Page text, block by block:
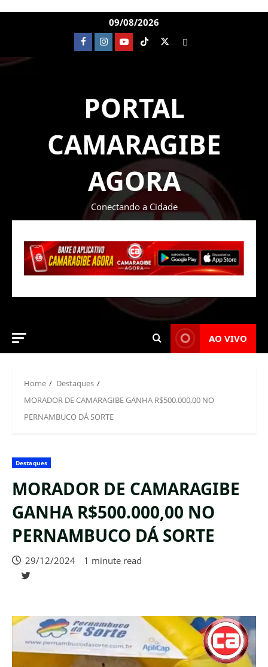
09/08/2026
PORTAL
CAMARAGIBE
AGORA
Conectando a Cidade
AO VIVO
Home
Destaques
MORADOR DE CAMARAGIBE GANHA R$500.000,00 NO
PERNAMBUCO DÁ SORTE
Destaques
MORADOR DE CAMARAGIBE
GANHA R$500.000,00 NO
PERNAMBUCO DÁ SORTE
29/12/2024 1 minute read